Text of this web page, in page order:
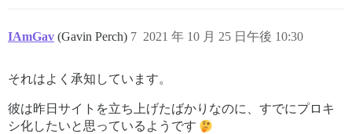
IAmGav (Gavin Perch) 2021 年 10 月 25 日午後 10:30
7
それはよく承知しています。
彼は昨日サイトを立ち上げたばかりなのに、すでにプロキ
シ化したいと思っているようです